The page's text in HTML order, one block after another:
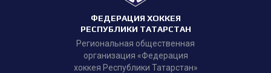
ФЕДЕРАЦИЯ ХОККЕЯ
РЕСПУБЛИКИ ТАТАРСТАН
Региональная общественная
организация «Федерация
хоккея Республики Татарстан»